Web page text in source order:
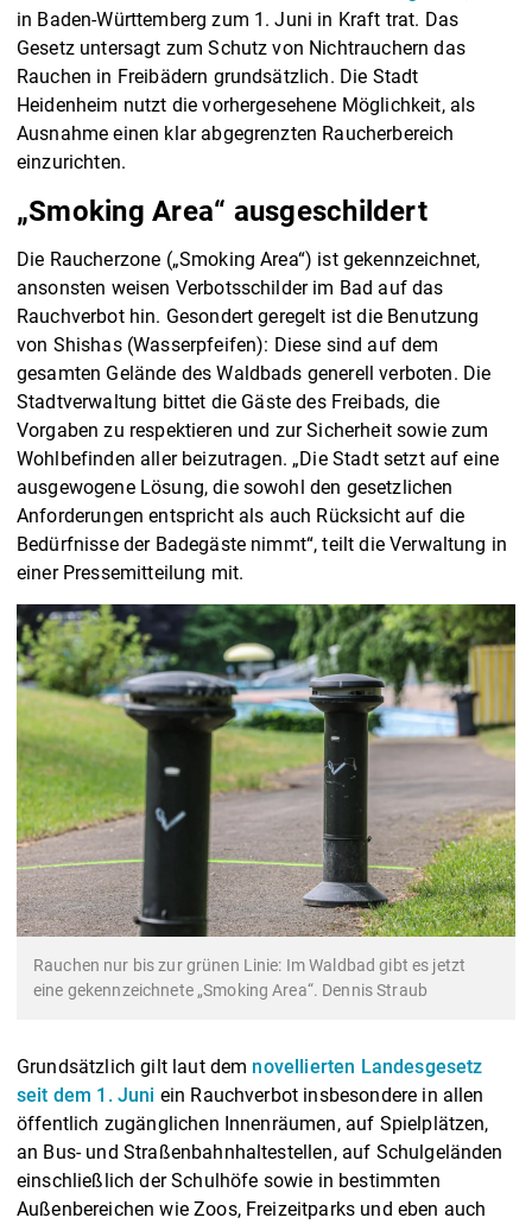
in Baden-Württemberg zum 1. Juni in Kraft trat. Das
Gesetz untersagt zum Schutz von Nichtrauchern das
Rauchen in Freibädern grundsätzlich. Die Stadt
Heidenheim nutzt die vorhergesehene Möglichkeit, als
Ausnahme einen klar abgegrenzten Raucherbereich
einzurichten.
„Smoking Area“ ausgeschildert
Die Raucherzone („Smoking Area“) ist gekennzeichnet,
ansonsten weisen Verbotsschilder im Bad auf das
Rauchverbot hin. Gesondert geregelt ist die Benutzung
von Shishas (Wasserpfeifen): Diese sind auf dem
gesamten Gelände des Waldbads generell verboten. Die
Stadtverwaltung bittet die Gäste des Freibads, die
Vorgaben zu respektieren und zur Sicherheit sowie zum
Wohlbefinden aller beizutragen. „Die Stadt setzt auf eine
ausgewogene Lösung, die sowohl den gesetzlichen
Anforderungen entspricht als auch Rücksicht auf die
Bedürfnisse der Badegäste nimmt“, teilt die Verwaltung in
einer Pressemitteilung mit.
Rauchen nur bis zur grünen Linie: Im Waldbad gibt es jetzt
eine gekennzeichnete „Smoking Area“. Dennis Straub
Grundsätzlich gilt laut dem novellierten Landesgesetz
seit dem 1. Juni ein Rauchverbot insbesondere in allen
öffentlich zugänglichen Innenräumen, auf Spielplätzen,
an Bus- und Straßenbahnhaltestellen, auf Schulgeländen
einschließlich der Schulhöfe sowie in bestimmten
Außenbereichen wie Zoos, Freizeitparks und eben auch